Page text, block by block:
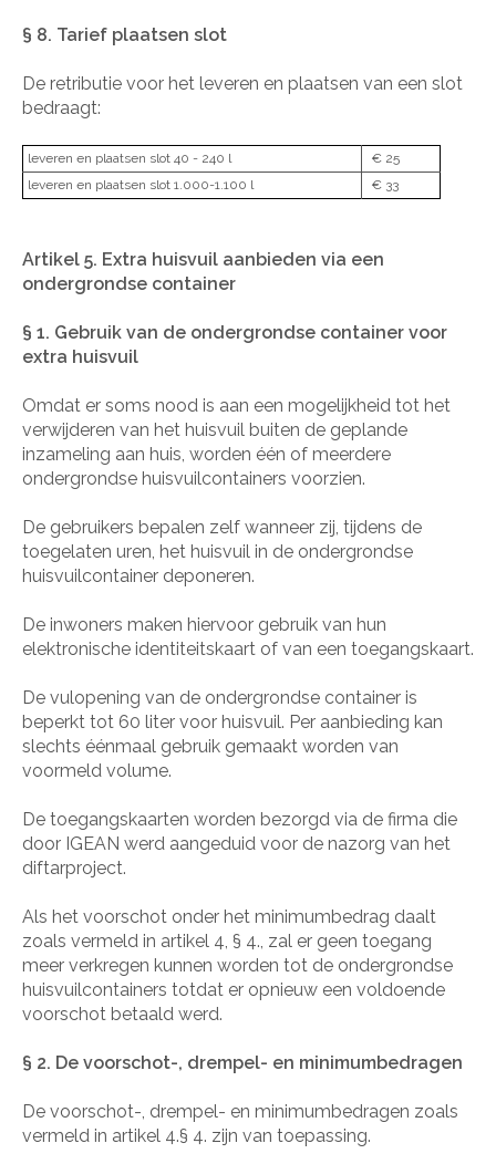
§ 8. Tarief plaatsen slot
De retributie voor het leveren en plaatsen van een slot
bedraagt:
leveren en plaatsen slot 40 - 240 l
€ 25
leveren en plaatsen slot 1.000-1.100 l
€ 33
Artikel 5. Extra huisvuil aanbieden via een
ondergrondse container
§ 1. Gebruik van de ondergrondse container voor
extra huisvuil
Omdat er soms nood is aan een mogelijkheid tot het
verwijderen van het huisvuil buiten de geplande
inzameling aan huis, worden één of meerdere
ondergrondse huisvuilcontainers voorzien.
De gebruikers bepalen zelf wanneer zij, tijdens de
toegelaten uren, het huisvuil in de ondergrondse
huisvuilcontainer deponeren.
De inwoners maken hiervoor gebruik van hun
elektronische identiteitskaart of van een toegangskaart.
De vulopening van de ondergrondse container is
beperkt tot 60 liter voor huisvuil. Per aanbieding kan
slechts éénmaal gebruik gemaakt worden van
voormeld volume.
De toegangskaarten worden bezorgd via de firma die
door IGEAN werd aangeduid voor de nazorg van het
diftarproject.
Als het voorschot onder het minimumbedrag daalt
zoals vermeld in artikel 4, § 4., zal er geen toegang
meer verkregen kunnen worden tot de ondergrondse
huisvuilcontainers totdat er opnieuw een voldoende
voorschot betaald werd.
§ 2. De voorschot-, drempel- en minimumbedragen
De voorschot-, drempel- en minimumbedragen zoals
vermeld in artikel 4.§ 4. zijn van toepassing.